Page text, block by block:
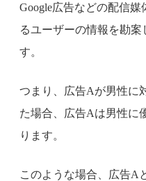
Google広告などの配信
るユーザーの情報を勘案
す。
つまり、広告Aが男性に
た場合、広告Aは男性に
ります。
このような場合、広告A